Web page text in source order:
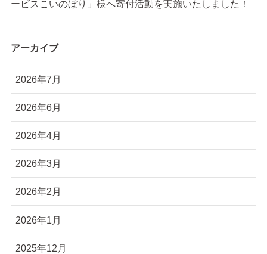
ービスこいのぼり」様へ寄付活動を実施いたしました！
アーカイブ
2026年7月
2026年6月
2026年4月
2026年3月
2026年2月
2026年1月
2025年12月